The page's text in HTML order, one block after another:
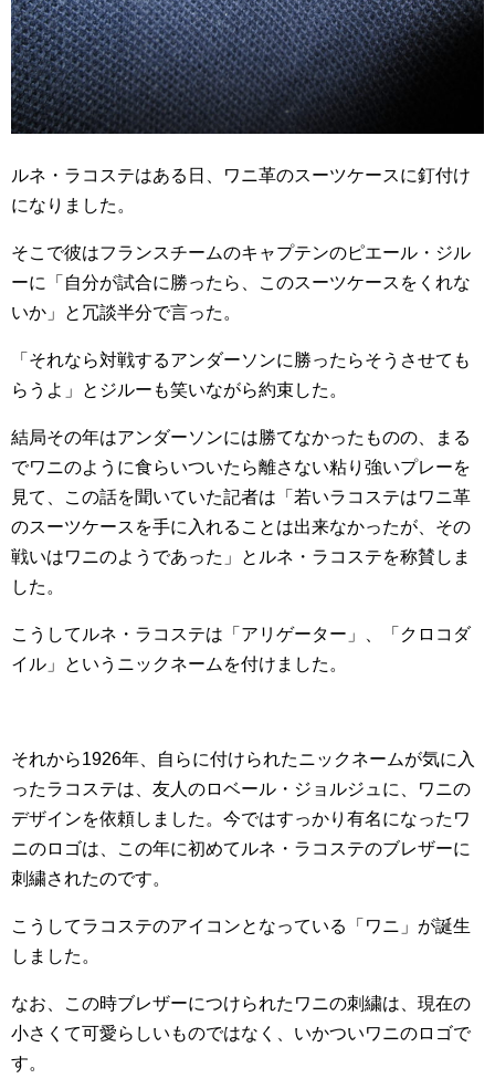
ルネ・ラコステはある日、ワニ革のスーツケースに釘付け
になりました。
そこで彼はフランスチームのキャプテンのピエール・ジル
ーに「自分が試合に勝ったら、このスーツケースをくれな
いか」と冗談半分で言った。
「それなら対戦するアンダーソンに勝ったらそうさせても
らうよ」とジルーも笑いながら約束した。
結局その年はアンダーソンには勝てなかったものの、まる
でワニのように食らいついたら離さない粘り強いプレーを
見て、この話を聞いていた記者は「若いラコステはワニ革
のスーツケースを手に入れることは出来なかったが、その
戦いはワニのようであった」とルネ・ラコステを称賛しま
した。
こうしてルネ・ラコステは「アリゲーター」、「クロコダ
イル」というニックネームを付けました。
それから1926年、自らに付けられたニックネームが気に入
ったラコステは、友人のロベール・ジョルジュに、ワニの
デザインを依頼しました。今ではすっかり有名になったワ
ニのロゴは、この年に初めてルネ・ラコステのブレザーに
刺繍されたのです。
こうしてラコステのアイコンとなっている「ワニ」が誕生
しました。
なお、この時ブレザーにつけられたワニの刺繍は、現在の
小さくて可愛らしいものではなく、いかついワニのロゴで
す。